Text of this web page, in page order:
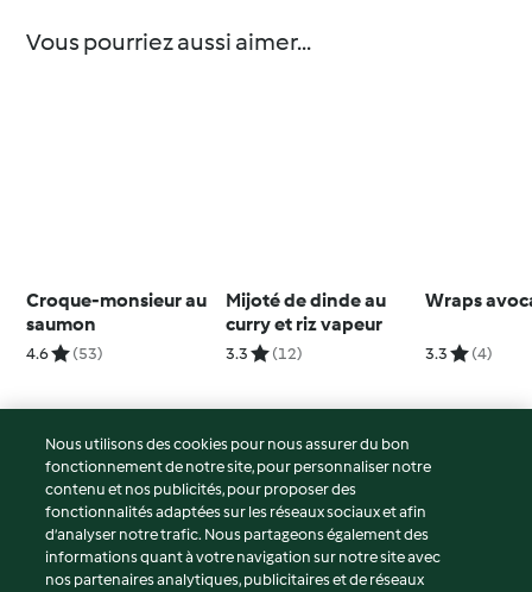
Vous pourriez aussi aimer...
Croque-monsieur au
saumon
4.6 (53)
Mijoté de dinde au
curry et riz vapeur
3.3 (12)
Wraps
3.3 (4)
© Copyright 2026
Conditions d'utilisation
Politique de confidentialité
Non-responsabilité
Nous utilisons des cookies pour nous assurer du bon
fonctionnement de notre site, pour personnaliser notre
contenu et nos publicités, pour proposer des
fonctionnalités adaptées sur les réseaux sociaux et afin
d’analyser notre trafic. Nous partageons également des
informations quant à votre navigation sur notre site avec
nos partenaires analytiques, publicitaires et de réseaux